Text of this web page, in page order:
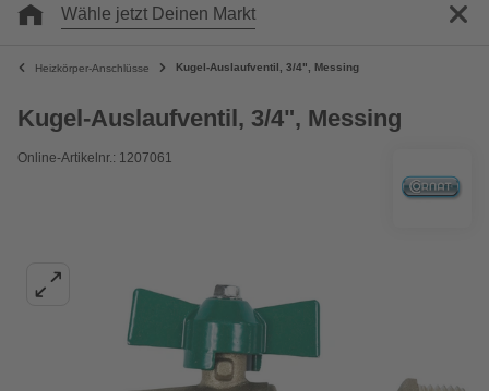
Wähle jetzt Deinen Markt
Heizkörper-Anschlüsse Kugel-Auslaufventil, 3/4", Messing
Kugel-Auslaufventil, 3/4", Messing
Online-Artikelnr.: 1207061